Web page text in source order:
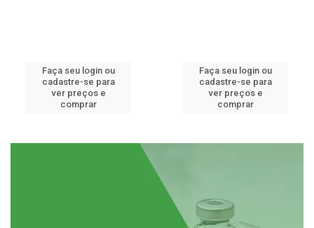
Faça seu login ou
cadastre-se para
ver preços e
comprar
Faça seu login ou
cadastre-se para
ver preços e
comprar